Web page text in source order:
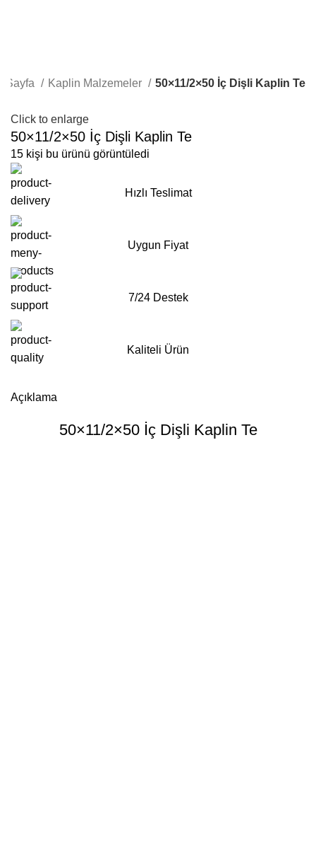
Sayfa Kaplin Malzemeler 50×11/2×50 İç Dişli Kaplin Te
Click to enlarge
50×11/2×50 İç Dişli Kaplin Te
15 kişi bu ürünü görüntüledi
Hızlı Teslimat
Uygun Fiyat
7/24 Destek
Kaliteli Ürün
Açıklama
50×11/2×50 İç Dişli Kaplin Te